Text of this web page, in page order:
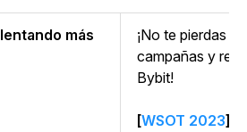
más
¡No te pierdas
campañas y
Bybit!
[WSOT 2023]